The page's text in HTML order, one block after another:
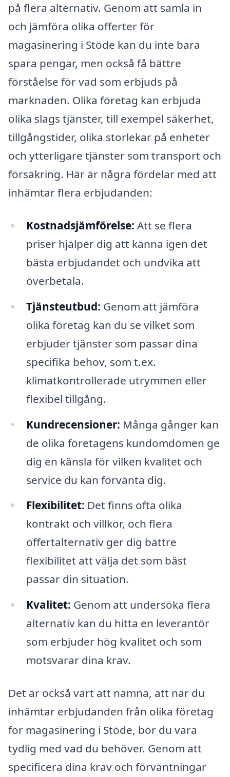
på flera alternativ. Genom att samla in
och jämföra olika offerter för
magasinering i Stöde kan du inte bara
spara pengar, men också få bättre
förståelse för vad som erbjuds på
marknaden. Olika företag kan erbjuda
olika slags tjänster, till exempel säkerhet,
tillgångstider, olika storlekar på enheter
och ytterligare tjänster som transport och
försäkring. Här är några fördelar med att
inhämtar flera erbjudanden:
Kostnadsjämförelse: Att se flera
priser hjälper dig att känna igen det
bästa erbjudandet och undvika att
överbetala.
Tjänsteutbud: Genom att jämföra
olika företag kan du se vilket som
erbjuder tjänster som passar dina
specifika behov, som t.ex.
klimatkontrollerade utrymmen eller
flexibel tillgång.
Kundrecensioner: Många gånger kan
de olika företagens kundomdömen ge
dig en känsla för vilken kvalitet och
service du kan förvänta dig.
Flexibilitet: Det finns ofta olika
kontrakt och villkor, och flera
offertalternativ ger dig bättre
flexibilitet att välja det som bäst
passar din situation.
Kvalitet: Genom att undersöka flera
alternativ kan du hitta en leverantör
som erbjuder hög kvalitet och som
motsvarar dina krav.
Det är också värt att nämna, att när du
inhämtar erbjudanden från olika företag
för magasinering i Stöde, bör du vara
tydlig med vad du behöver. Genom att
specificera dina krav och förväntningar